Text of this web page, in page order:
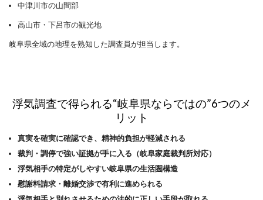
中津川市の山間部
高山市・下呂市の観光地
岐阜県全域の地理を熟知した調査員が担当します。
浮気調査で得られる“岐阜県ならではの”6つのメ
リット
真実を確実に確認でき、精神的負担が軽減される
裁判・調停で強い証拠が手に入る（岐阜家庭裁判所対応）
浮気相手の特定がしやすい岐阜県の生活圏構造
慰謝料請求・離婚交渉で有利に進められる